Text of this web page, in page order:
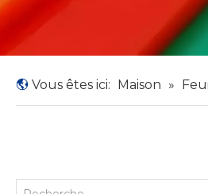
Vous êtes ici: Maison »